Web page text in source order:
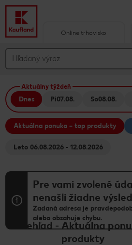
Hlavný obsah
Päta
Vyskakovací bočný panel
Online trhovisko
Aktuálny týždeň
Dnes Pi07.08. So08.08.
Aktuálna ponuka – top produkty
Leto 06.08.2026 - 12.08.2026
Pre vami zvolené
nenašli žiadne
Zadaná adresa je
alebo obsahuje chybu.
Prehľad-Aktuálna
produkty